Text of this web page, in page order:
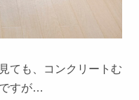
ても、コンクリートむ
すが…